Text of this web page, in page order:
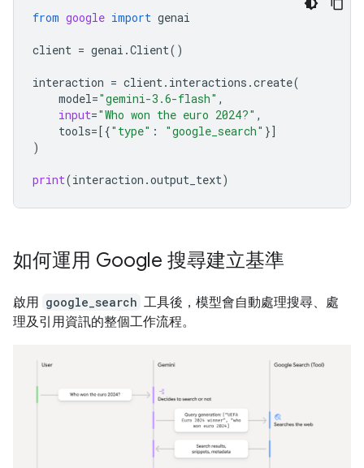
from google import genai
client = genai .Client()
interaction = client. interactions .create(
model="gemini-3.6-flash" ,
input="Who won the euro 2024?" ,
tools=[{"type" : "google_search" }]
)
print(interaction .output_text)
如何運用 Google 搜尋建立基準
啟用 google_search 工具後，模型會自動處理搜尋、處
理及引用資訊的整個工作流程。